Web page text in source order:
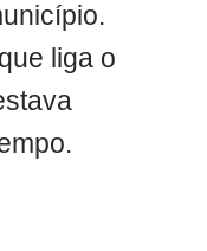
liga o